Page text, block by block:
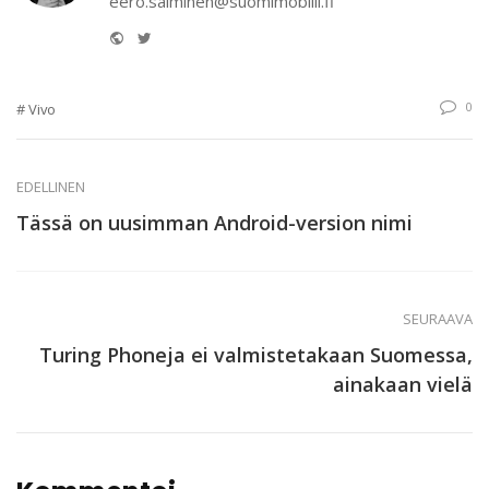
Website
Vivo 0
EDELLINEN
Tässä on uusimman Android-version nimi
SEURAAVA
Turing Phoneja ei valmistetakaan Suomessa,
ainakaan vielä